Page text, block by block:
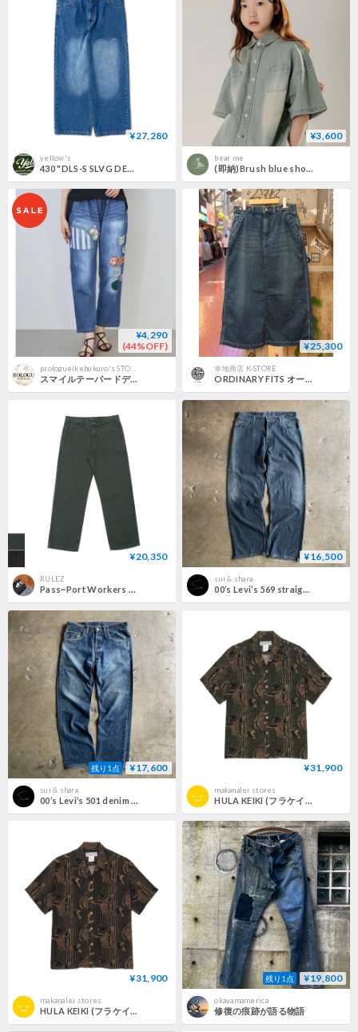
¥27,280
yellow's
430 "DLS-S SLVG DENIM H-WASH"
¥3,600
bear me
(即納)Brush blue short-sleeved shirt/bucketlist
¥4,290
(44%OFF)
スマイルテーパードデニムパンツ162811ｋ
¥25,300
幸地商店 K-STORE
ORDINARY FITS オーディナリーフィッツ "BELL SKIRT"ベルスカート
¥20,350
RULEZ
Pass~Port Workers Club Classic Jeans / 全2色
¥16,500
sui & shara
00’s Levi’s 569 straight denim pants
残り1点 ¥17,600
sui & shara
¥31,900
makanalei stores
¥31,900
makanalei stores
HULA KEIKI (フラケイキ) アロハシャツ【鯉 /CARP 】HK-19015 /BLACK
残り1点 ¥19,800
okayamamerica
修復の痕跡が語る物語